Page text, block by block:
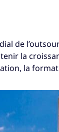
de
la
la